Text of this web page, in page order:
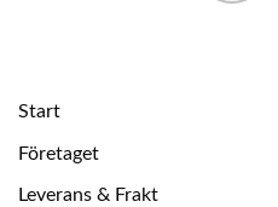
Start
Företaget
Leverans & Frakt